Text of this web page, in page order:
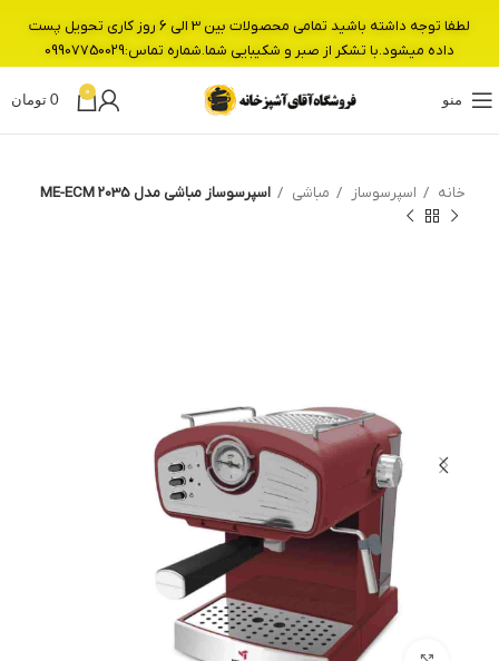
منو
0
0 تومان
خانه اسپرسوساز مباشی اسپرسوساز مباشی مدل ME-ECM 2035
لطفا توجه داشته باشید تمامی محصولات بین 3 الی 6 روز کاری تحویل پست
داده میشود.با تشکر از صبر و شکیبایی شما.شماره تماس:09907750029